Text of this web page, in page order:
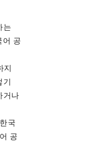
는
어 공
지
기
거나
국
공